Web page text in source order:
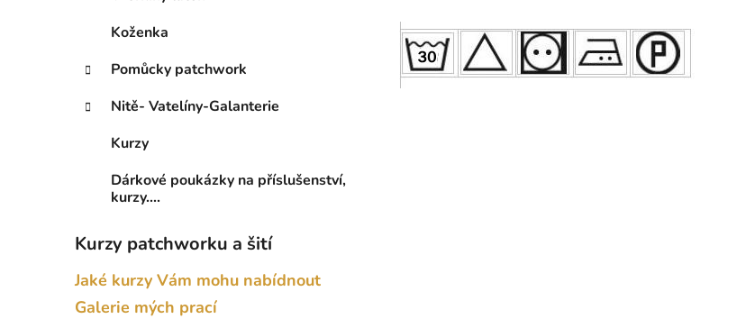
Koženka
Pomůcky patchwork
Nitě- Vatelíny-Galanterie
Kurzy
Dárkové poukázky na příslušenství,
kurzy....
Kurzy patchworku a šití
Jaké kurzy Vám mohu nabídnout
Galerie mých prací